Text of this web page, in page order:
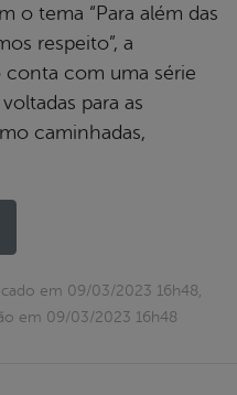
o tema “Para além das
respeito”, a
conta com uma série
para as
caminhadas,
em 09/03/2023 16h48,
em 09/03/2023 16h48